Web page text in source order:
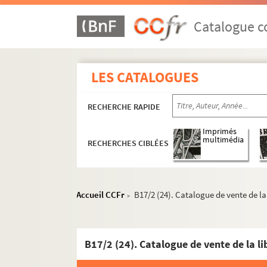
Catalogue
LES CATALOGUES
RECHERCHE RAPIDE
RECHERCHES CIBLÉES
Imprimés
multimédia
Accueil CCFr > B17/2 (24). Catalogue de vente de
B7. Pièces concernant la mort,
B8. Pièces concernant l'édition du
B9. Pièces concernant le marquis de
B11. Pièces concernant l'iconographie
B12. Pièces concernant l'iconographie
B13. Pièces concernant l'iconographie
B14. Pièces concernant l'iconographie
B15. Pièces concernant l'iconographie
B16. Pièces concernant l'iconographie
B17/2. Articles, études et documents
B17/2 (1). Article de Raymond